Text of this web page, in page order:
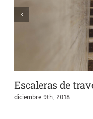
Escaleras de
diciembre 9th, 2018